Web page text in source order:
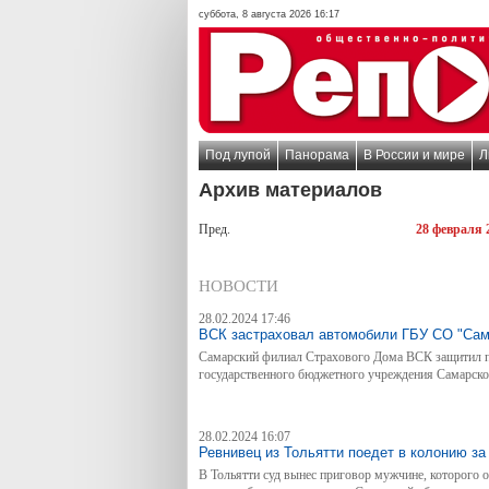
суббота, 8 августа 2026 16:17
Под лупой Панорама В России и мире
Архив материалов
Пред. 28 февраля
НОВОСТИ
28.02.2024 17:46
ВСК застраховал автомобили ГБУ СО
Самарский филиал Страхового Дома ВСК
государственного бюджетного учреждения
28.02.2024 16:07
Ревнивец из Тольятти поедет в колонию
В Тольятти суд вынес приговор мужчине,